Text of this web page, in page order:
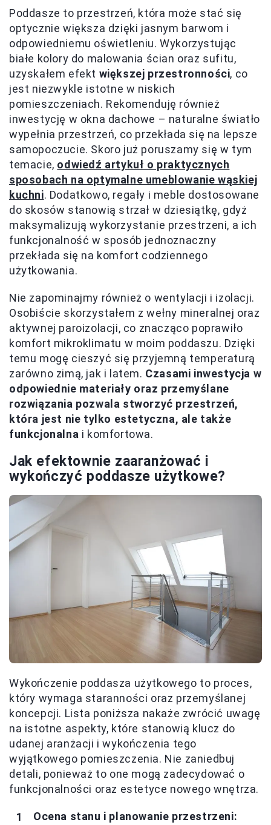
Poddasze to przestrzeń, która może stać się
optycznie większa dzięki jasnym barwom i
odpowiedniemu oświetleniu. Wykorzystując
białe kolory do malowania ścian oraz sufitu,
uzyskałem efekt większej przestronności, co
jest niezwykle istotne w niskich
pomieszczeniach. Rekomenduję również
inwestycję w okna dachowe – naturalne światło
wypełnia przestrzeń, co przekłada się na lepsze
samopoczucie. Skoro już poruszamy się w tym
temacie, odwiedź artykuł o praktycznych
sposobach na optymalne umeblowanie wąskiej
kuchni. Dodatkowo, regały i meble dostosowane
do skosów stanowią strzał w dziesiątkę, gdyż
maksymalizują wykorzystanie przestrzeni, a ich
funkcjonalność w sposób jednoznaczny
przekłada się na komfort codziennego
użytkowania.
Nie zapominajmy również o wentylacji i izolacji.
Osobiście skorzystałem z wełny mineralnej oraz
aktywnej paroizolacji, co znacząco poprawiło
komfort mikroklimatu w moim poddaszu. Dzięki
temu mogę cieszyć się przyjemną temperaturą
zarówno zimą, jak i latem. Czasami inwestycja w
odpowiednie materiały oraz przemyślane
rozwiązania pozwala stworzyć przestrzeń,
która jest nie tylko estetyczna, ale także
funkcjonalna i komfortowa.
Jak efektownie zaaranżować i
wykończyć poddasze użytkowe?
Wykończenie poddasza użytkowego to proces,
który wymaga staranności oraz przemyślanej
koncepcji. Lista poniższa nakaże zwrócić uwagę
na istotne aspekty, które stanowią klucz do
udanej aranżacji i wykończenia tego
wyjątkowego pomieszczenia. Nie zaniedbuj
detali, ponieważ to one mogą zadecydować o
funkcjonalności oraz estetyce nowego wnętrza.
Ocena stanu i planowanie przestrzeni: